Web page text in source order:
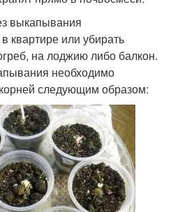
выкапывания
квартире или убирать
на лоджию либо балкон.
необходимо
корней следующим образом: